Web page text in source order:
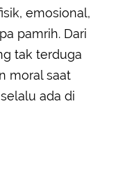
emosional,
pamrih. Dari
tak terduga
moral saat
ada di